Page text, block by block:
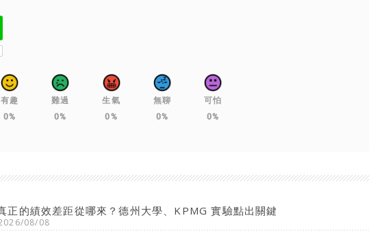
有趣
0%
難過
0%
生氣
0%
無聊
0%
可怕
0%
正的績效差距從哪來？德州大學、KPMG 實驗點出關鍵
08/08